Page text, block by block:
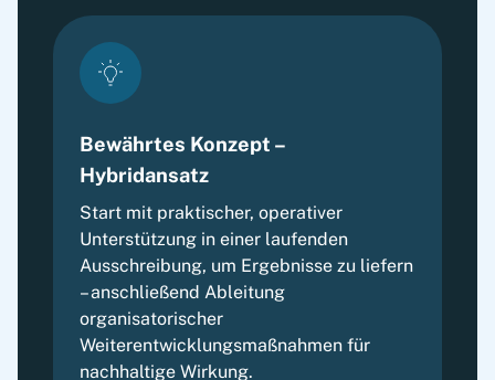
Bewährtes Konzept –
Hybridansatz
Start mit praktischer, operativer
Unterstützung in einer laufenden
Ausschreibung, um Ergebnisse zu liefern
– anschließend Ableitung
organisatorischer
Weiterentwicklungsmaßnahmen für
nachhaltige Wirkung.